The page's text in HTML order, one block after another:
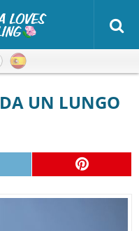
Giapponese